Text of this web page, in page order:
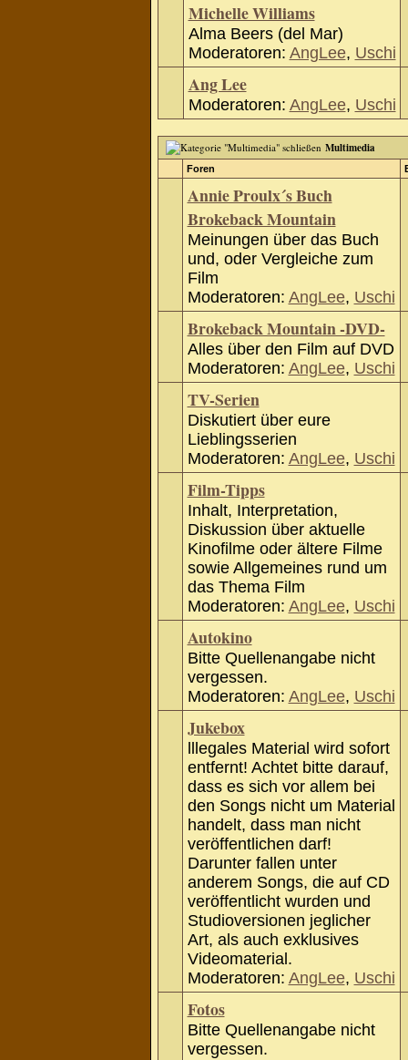
Michelle Williams
Alma Beers (del Mar)
Moderatoren: AngLee, Uschi
Ang Lee
Moderatoren: AngLee, Uschi
Multimedia
Foren
Annie Proulx´s Buch
Brokeback Mountain
Meinungen über das Buch
und, oder Vergleiche zum
Film
Moderatoren: AngLee, Uschi
Brokeback Mountain -DVD-
Alles über den Film auf DVD
Moderatoren: AngLee, Uschi
TV-Serien
Diskutiert über eure
Lieblingsserien
Moderatoren: AngLee, Uschi
Film-Tipps
Inhalt, Interpretation,
Diskussion über aktuelle
Kinofilme oder ältere Filme
sowie Allgemeines rund um
das Thema Film
Moderatoren: AngLee, Uschi
Autokino
Bitte Quellenangabe nicht
vergessen.
Moderatoren: AngLee, Uschi
Jukebox
lllegales Material wird sofort
entfernt! Achtet bitte darauf,
dass es sich vor allem bei
den Songs nicht um Material
handelt, dass man nicht
veröffentlichen darf!
Darunter fallen unter
anderem Songs, die auf CD
veröffentlicht wurden und
Studioversionen jeglicher
Art, als auch exklusives
Videomaterial.
Moderatoren: AngLee, Uschi
Fotos
Bitte Quellenangabe nicht
vergessen.